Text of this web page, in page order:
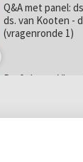
Q&A met panel:
ds. van Kooten -
(vragenronde 1)
Prof. dr. van